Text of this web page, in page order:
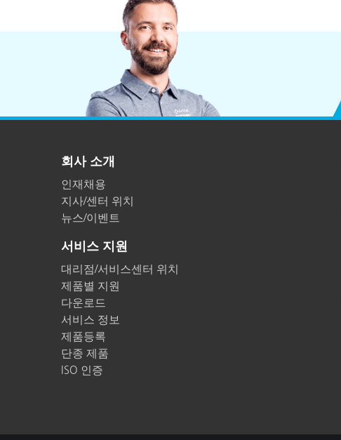
회사 소개
인재채용
지사/센터 위치
뉴스/이벤트
서비스 지원
대리점/서비스센터 위치
제품별 지원
다운로드
서비스 정보
제품등록
단종 제품
ISO 인증